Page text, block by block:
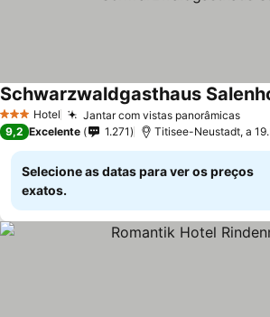
3 EstrelasHotel Jantar com vistas panorâmicasVer
Schwarzwaldgasthaus
9,2 Excelente 1.271 Titisee-Neustadt, a
Selecione as datas para ver os preços
exatos.